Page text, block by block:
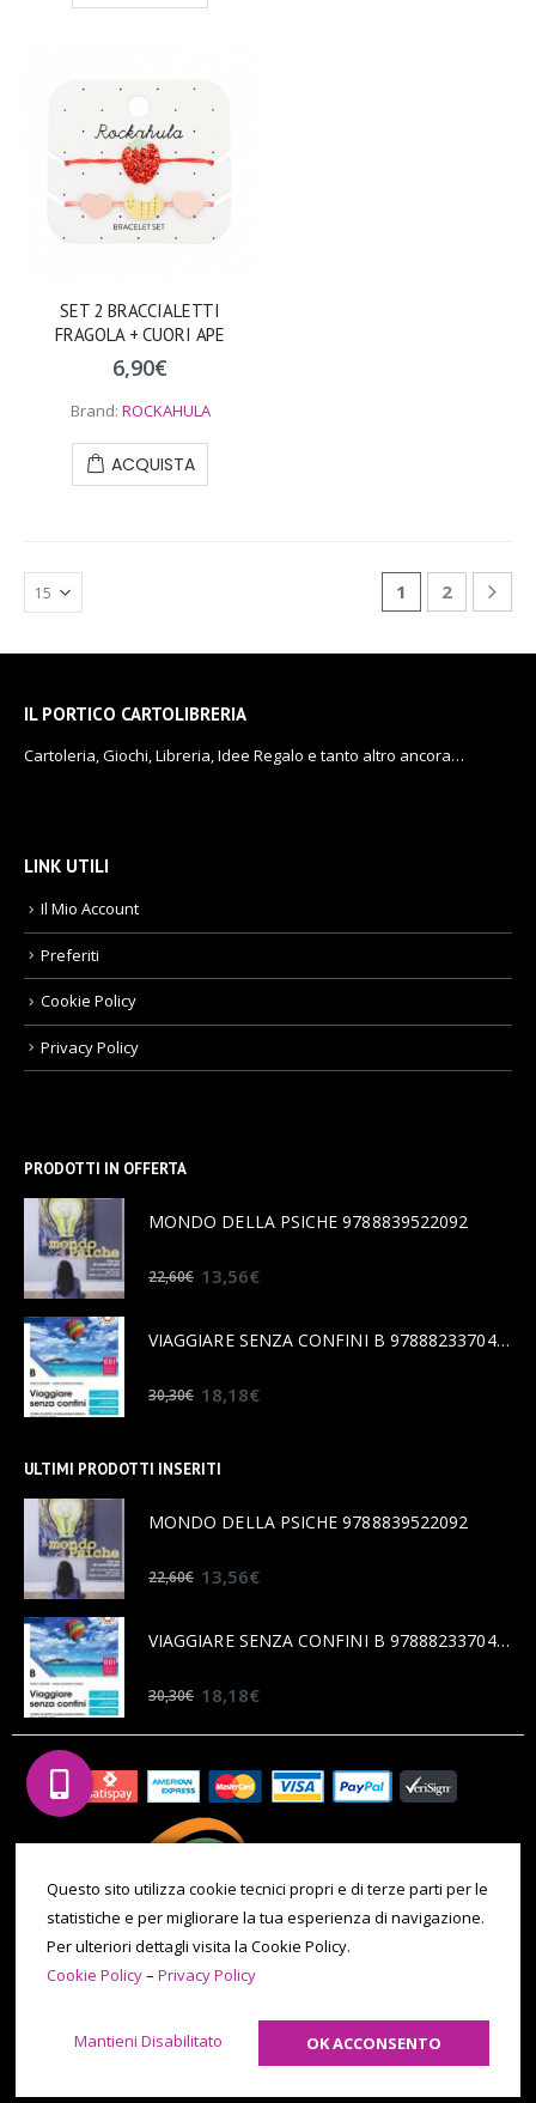
SET 2 BRACCIALETTI
FRAGOLA + CUORI APE
6,90€
Brand: ROCKAHULA
ACQUISTA
1 2
IL PORTICO CARTOLIBRERIA
Cartoleria, Giochi, Libreria, Idee Regalo e tanto altro ancora…
LINK UTILI
Il Mio Account
Preferiti
Cookie Policy
Privacy Policy
PRODOTTI IN OFFERTA
MONDO DELLA PSICHE 9788839522092
22,60€ 13,56€
VIAGGIARE SENZA CONFINI B 9788823370456
30,30€ 18,18€
ULTIMI PRODOTTI INSERITI
MONDO DELLA PSICHE 9788839522092
22,60€ 13,56€
VIAGGIARE SENZA CONFINI B 9788823370456
30,30€ 18,18€
© 2020 All Rights Reserved. P.IVA 09971180014 | Tel. 011 086 0069 |
Email: ilporticocarmagnola@gmail.com -Cookie Policy-Privacy
Questo sito utilizza cookie tecnici propri e di terze parti per le
statistiche e per migliorare la tua esperienza di navigazione.
Per ulteriori dettagli visita la Cookie Policy.
Cookie Policy–Privacy Policy
OK ACCONSENTO
Mantieni Disabilitato